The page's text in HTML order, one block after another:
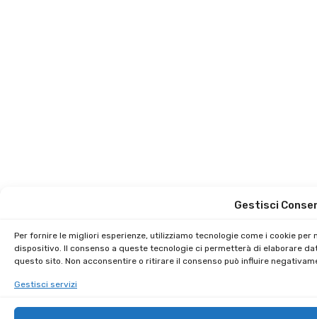
Gestisci
Per fornire le migliori esperienze, utilizziamo tecnologie come i cookie
dispositivo. Il consenso a queste tecnologie ci permetterà di elaborare
questo sito. Non acconsentire o ritirare il consenso può influire
Gestisci servizi